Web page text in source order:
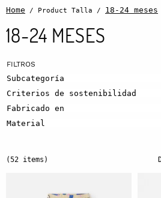
Home / Product Talla / 18-24 meses
18-24 MESES
Subcategoría
Criterios de sostenibilidad
Fabricado en
Material
(52 items)